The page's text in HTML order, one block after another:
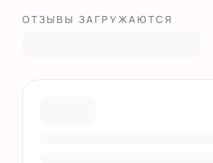
ОТЗЫВЫ ЗАГРУЖАЮТСЯ